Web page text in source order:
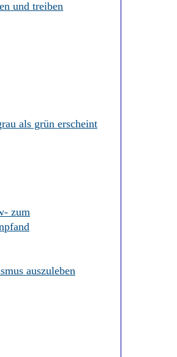
und treiben
als grün erscheint
zum
auszuleben